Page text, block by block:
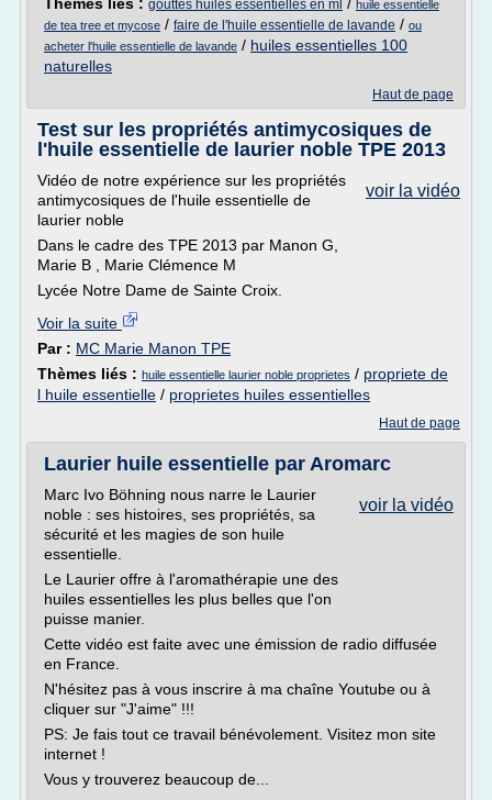
gouttes huiles essentielles en ml
huile essentielle
de tea tree et mycose / faire de l'huile essentielle de lavande / ou
acheter l'huile essentielle de lavande / huiles essentielles 100
naturelles
Haut de page
Test sur les propriétés antimycosiques de
l'huile essentielle de laurier noble TPE 2013
voir la vidéo
Vidéo de notre expérience sur les propriétés
antimycosiques de l'huile essentielle de
laurier noble
Dans le cadre des TPE 2013 par Manon G,
Marie B , Marie Clémence M
Lycée Notre Dame de Sainte Croix.
Voir la suite
Par : MC Marie Manon TPE
Thèmes liés : huile essentielle laurier noble proprietes / propriete de
l huile essentielle / proprietes huiles essentielles
Haut de page
Laurier huile essentielle par Aromarc
voir la vidéo
Marc Ivo Böhning nous narre le Laurier
noble : ses histoires, ses propriétés, sa
sécurité et les magies de son huile
essentielle.
Le Laurier offre à l'aromathérapie une des
huiles essentielles les plus belles que l'on
puisse manier.
Cette vidéo est faite avec une émission de radio diffusée
en France.
N'hésitez pas à vous inscrire à ma chaîne Youtube ou à
cliquer sur "J'aime" !!!
PS: Je fais tout ce travail bénévolement. Visitez mon site
internet !
Vous y trouverez beaucoup de...